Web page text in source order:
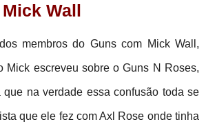
Wall
membros do Guns com Mick Wall,
Mick escreveu sobre o Guns N Roses,
na verdade essa confusão toda se
que ele fez com Axl Rose onde tinha